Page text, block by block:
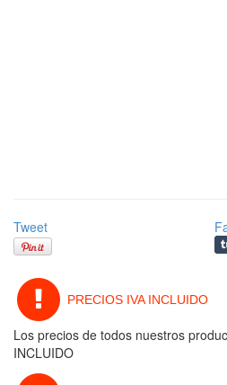
Tweet
PRECIOS IVA INCLUIDO
Los precios de todos nuestros
INCLUIDO